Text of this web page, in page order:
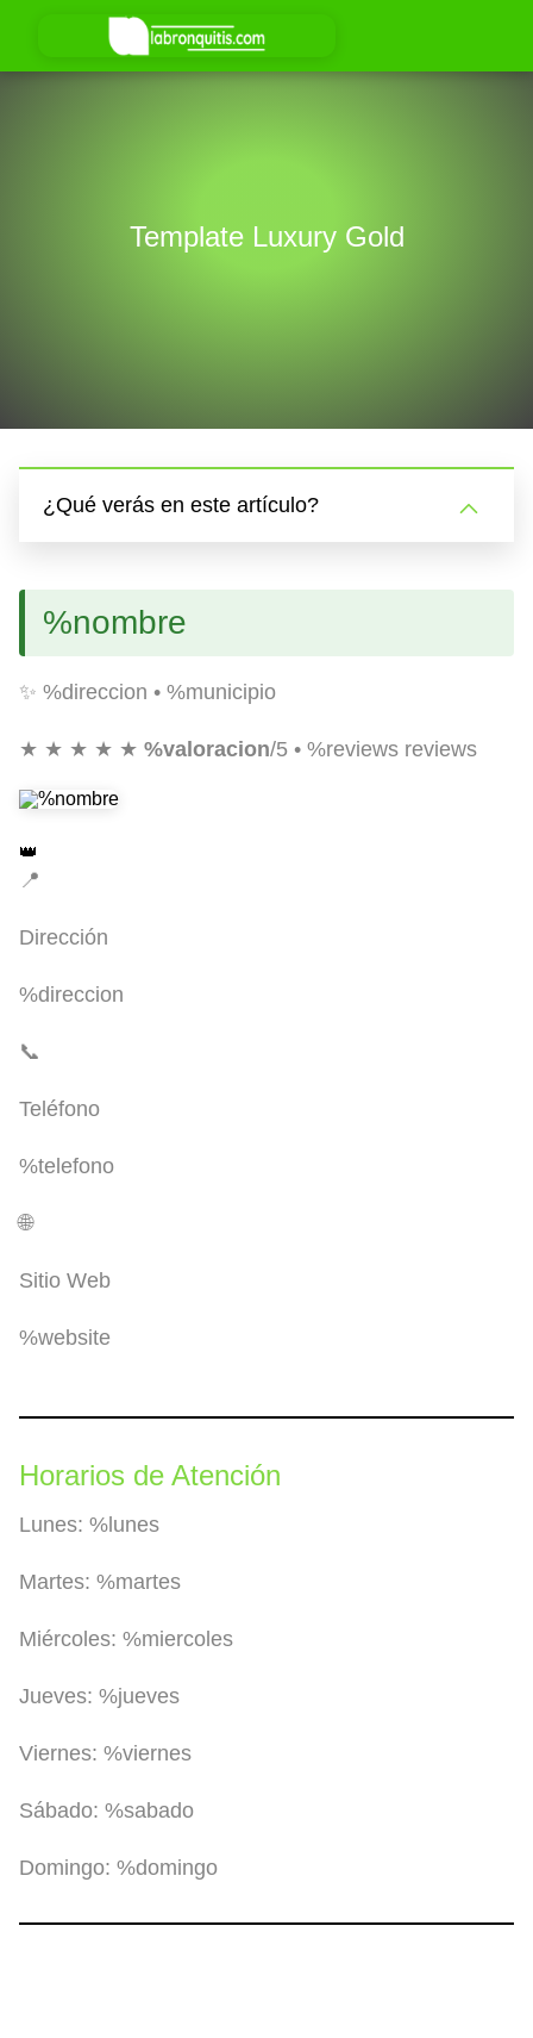
Template Luxury Gold
¿Qué verás en este artículo?
%nombre
✨ %direccion • %municipio
★ ★ ★ ★ ★ %valoracion/5 • %reviews reviews
👑
📍
Dirección
%direccion
📞
Teléfono
%telefono
🌐
Sitio Web
%website
Horarios de Atención
Lunes: %lunes
Martes: %martes
Miércoles: %miercoles
Jueves: %jueves
Viernes: %viernes
Sábado: %sabado
Domingo: %domingo